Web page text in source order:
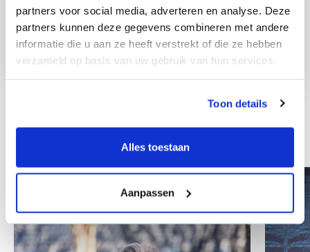
partners voor social media, adverteren en analyse. Deze
partners kunnen deze gegevens combineren met andere
informatie die u aan ze heeft verstrekt of die ze hebben
verzameld op basis van uw gebruik van hun services.
Toon details
Alles toestaan
Aanpassen
Other colleagues